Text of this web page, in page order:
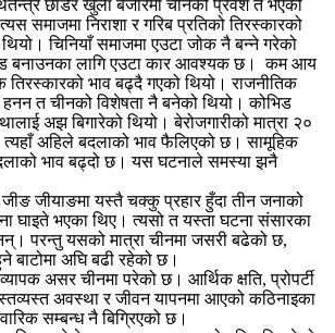
छाडेर खुला बजारमा चीनको प्रवेश त भएको
समाजमा निराशा र गरिब प्रतिको तिरस्कारको
चिनियाँ समाजमा एउटा जोक नै बन्ने गरेको
बनाउनका लागि एउटा कार आवश्यक छ। कम आय
तिरस्कारको भाव बढ्दै गएको थियो। राजनीतिक
त चीनको विशेषता नै बनेको थियो। कोभिड
अझ बिगारेको थियो। बेरोजगारीको मात्रा २०
त्यहाँ अहिले बदलाको भाव फैलिएको छ। सामूहिक
भाव बढ्दो छ। यस घटनाले समस्या झनै
जीङ जीयाङमा यस्तै चक्कु प्रहार हुँदा तीन जनाको
घाइते भएका थिए। त्यसो त यस्ता घटना संसारका
परन्तु यसको मात्रा चीनमा जसरी बढेको छ,
अघि बढी रहेको छ।
असर चीनमा परेको छ। आर्थिक क्षति, प्रोपर्टी
अवस्था र जीवन यापनमा आएको कठिनाइका
सम्बन्ध नै बिग्रिएको छ।